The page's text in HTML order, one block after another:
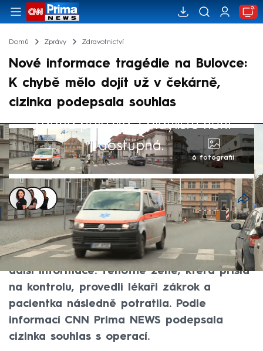
Domů Zprávy Zdravotnictví
Nové informace tragédie na Bulovce:
K chybě mělo dojít už v čekárně,
cizinka podepsala souhlas
Žádná položka z playlistu není
dostupná.
6 fotografií
Eva Jarkovská,Eliška Votrubová,
Michaela Bartošová
30. bře 2024, 19:22
V případu záměny pacientek ve Fakultní
nemocnici Bulovka vyplouvají na povrch
další informace. Těhotné ženě, která přišla
na kontrolu, provedli lékaři zákrok a
pacientka následně potratila. Podle
informací CNN Prima NEWS podepsala
cizinka souhlas s operací.